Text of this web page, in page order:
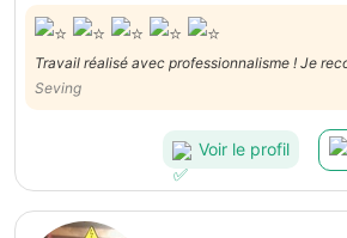
Travail réalisé avec professionnalisme ! Je
services.
Seving
Voir le profil